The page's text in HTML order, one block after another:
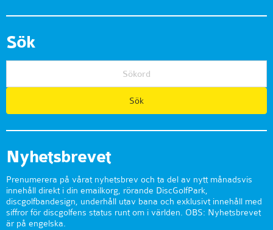
Sök
Nyhetsbrevet
Prenumerera på vårat nyhetsbrev och ta del av nytt månadsvis
innehåll direkt i din emailkorg, rörande DiscGolfPark,
discgolfbandesign, underhåll utav bana och exklusivt innehåll med
siffror för discgolfens status runt om i världen. OBS: Nyhetsbrevet
är på engelska.